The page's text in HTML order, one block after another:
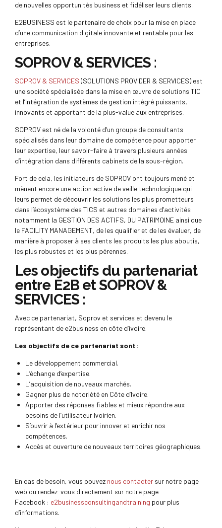
de nouvelles opportunités business et fidéliser leurs clients.
E2BUSINESS est le partenaire de choix pour la mise en place
d’une communication digitale innovante et rentable pour les
entreprises.
SOPROV & SERVICES :
SOPROV & SERVICES (SOLUTIONS PROVIDER & SERVICES) est
une société spécialisée dans la mise en œuvre de solutions TIC
et l’intégration de systèmes de gestion intégré puissants,
innovants et apportant de la plus-value aux entreprises.
SOPROV est né de la volonté d’un groupe de consultants
spécialisés dans leur domaine de compétence pour apporter
leur expertise, leur savoir-faire à travers plusieurs années
d’intégration dans différents cabinets de la sous-région.
Fort de cela, les initiateurs de SOPROV ont toujours mené et
mènent encore une action active de veille technologique qui
leurs permet de découvrir les solutions les plus prometteurs
dans l’écosystème des TICS et autres domaines d’activités
notamment la GESTION DES ACTIFS, DU PATRIMOINE ainsi que
le FACILITY MANAGEMENT, de les qualifier et de les évaluer, de
manière à proposer à ses clients les produits les plus aboutis,
les plus robustes et les plus pérennes.
Les objectifs du partenariat
entre E2B et SOPROV &
SERVICES :
Avec ce partenariat, Soprov et services et devenu le
représentant de e2business en côte d’ivoire.
Les objectifs de ce partenariat sont :
Le développement commercial.
L’échange d’expertise.
L’acquisition de nouveaux marchés.
Gagner plus de notoriété en Côte d’Ivoire.
Apporter des réponses fiables et mieux répondre aux
besoins de l’utilisateur Ivoirien.
S’ouvrir à l’extérieur pour innover et enrichir nos
compétences.
Accès et ouverture de nouveaux territoires géographiques.
En cas de besoin, vous pouvez nous contacter sur notre page
web ou rendez-vous directement sur notre page
Facebook : e2businessconsultingandtraining pour plus
d’informations.